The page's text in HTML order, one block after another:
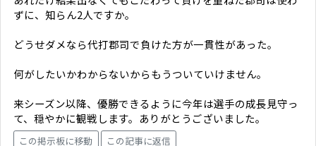
ずに、知らん2人ですか。
どうせダメなら代打郡司で負けた方が一貫性があった。
何がしたいかわからないからもうついていけません。
来シーズン以降、優勝できるように今年は選手の成長見守っ
て、穏やかに観戦します。ありがとうございました。
この掲示板に移動 この記事に返信